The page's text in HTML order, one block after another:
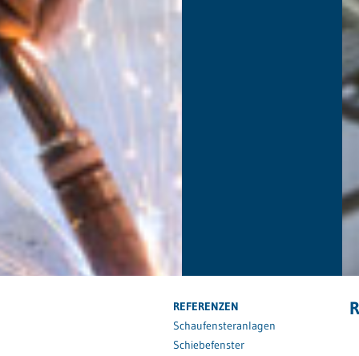
REFERENZEN
Schaufensteranlagen
Schiebefenster